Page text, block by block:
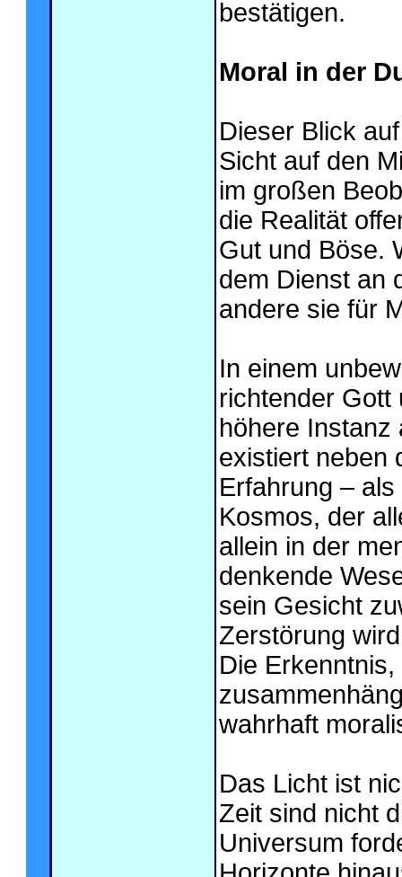
bestätigen.
Moral in der
Dieser Blick
Sicht auf den
im großen
die Realität
Gut und Böse.
dem Dienst an
andere sie für
In einem
richtender Gott
höhere Instanz
existiert neben
Erfahrung –
Kosmos, der
allein in der
denkende
sein Gesicht
Zerstörung
Die
wahrhaft
Das Licht ist
Zeit sind nicht
Universum